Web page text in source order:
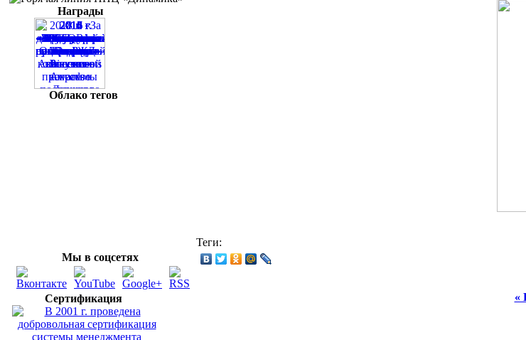
Награды
Облако тегов
Мы в соцсетях
Сертификация
Теги:
«